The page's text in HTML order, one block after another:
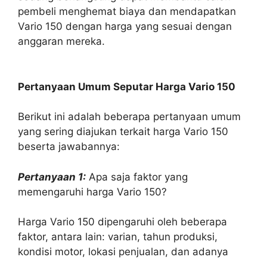
pembeli menghemat biaya dan mendapatkan
Vario 150 dengan harga yang sesuai dengan
anggaran mereka.
Pertanyaan Umum Seputar Harga Vario 150
Berikut ini adalah beberapa pertanyaan umum
yang sering diajukan terkait harga Vario 150
beserta jawabannya:
Pertanyaan 1: Apa saja faktor yang
memengaruhi harga Vario 150?
Harga Vario 150 dipengaruhi oleh beberapa
faktor, antara lain: varian, tahun produksi,
kondisi motor, lokasi penjualan, dan adanya